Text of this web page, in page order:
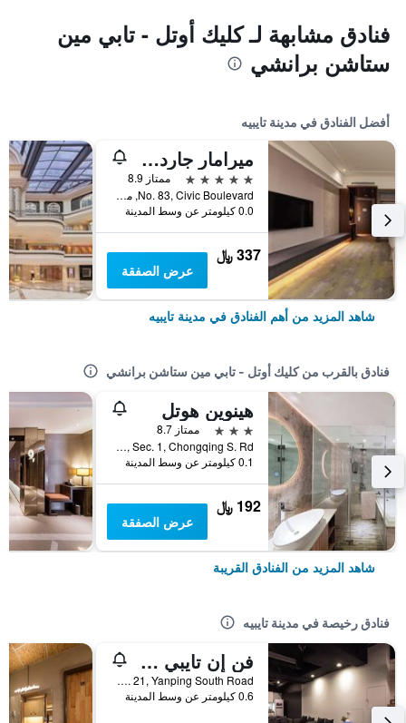
فنادق مشابهة لـ كليك أوتل - تابي مين
ستاشن برانشي
أفضل الفنادق في مدينة تايبيه
ميرامار جاردن تابييه
5 نجوم
ممتاز 8.9
No. 83, Civic Boulevard, مدينة تايبيه, تايوان
0.0 كيلومتر عن وسط المدينة
337 ﷼
عرض الصفقة
شاهد المزيد من أهم الفنادق في مدينة تايبيه
فنادق بالقرب من كليك أوتل - تابي مين ستاشن برانشي
هينوين هوتل
3 نجوم
ممتاز 8.7
No. 18, Sec. 1, Chongqing S. Rd., مدينة تايبيه, تايوان
0.1 كيلومتر عن وسط المدينة
192 ﷼
عرض الصفقة
شاهد المزيد من الفنادق القريبة
فنادق رخيصة في مدينة تايبيه
فن إن تايبي هوستل
2F, No. 21, Yanping South Road, مدينة تايبيه, تايوان
0.6 كيلومتر عن وسط المدينة